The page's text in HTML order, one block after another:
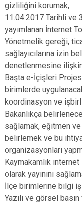
gizliliğini korumak,
11.04.2017 Tarihli ve
yayımlanan İnternet
Yönetmelik gereği,
sağlayıcılarına izin
denetlenmesine
Başta e-İçişleri
birimlerde
koordinasyon ve
Bakanlıkça
sağlamak, eğitmen ve
belirlemek ve bu
organizasyonları
Kaymakamlık
olarak yayınını
İlçe birimlerine bilgi
Yazılı ve görsel